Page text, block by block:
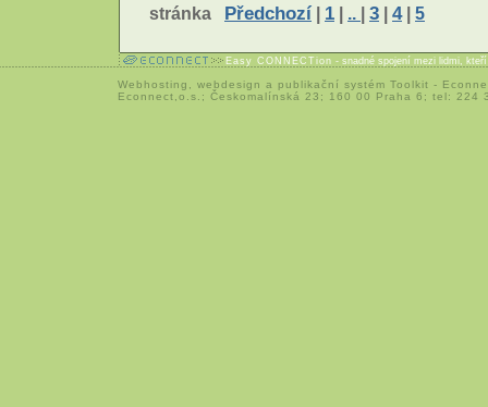
stránka Předchozí | 1 | | 3 | 4| 5
Easy CONNECTion - snadné spojení mezi lidmi,
Webhosting webdesign a publikační systém Toolkit -
Econnect,o.s.; Českomalínská 23; 160 00 Praha 6; tel: 224